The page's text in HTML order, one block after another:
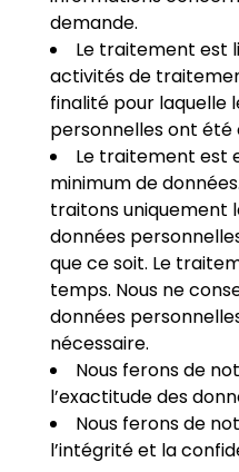
demande.
Le traitement est
activités de
finalité pour laquelle
personnelles ont été
Le traitement est
minimum de
traitons uniquement
données
que ce soit. Le
temps. Nous ne
données
nécessaire.
Nous ferons de
l’exactitude des
Nous ferons de
l’intégrité et la